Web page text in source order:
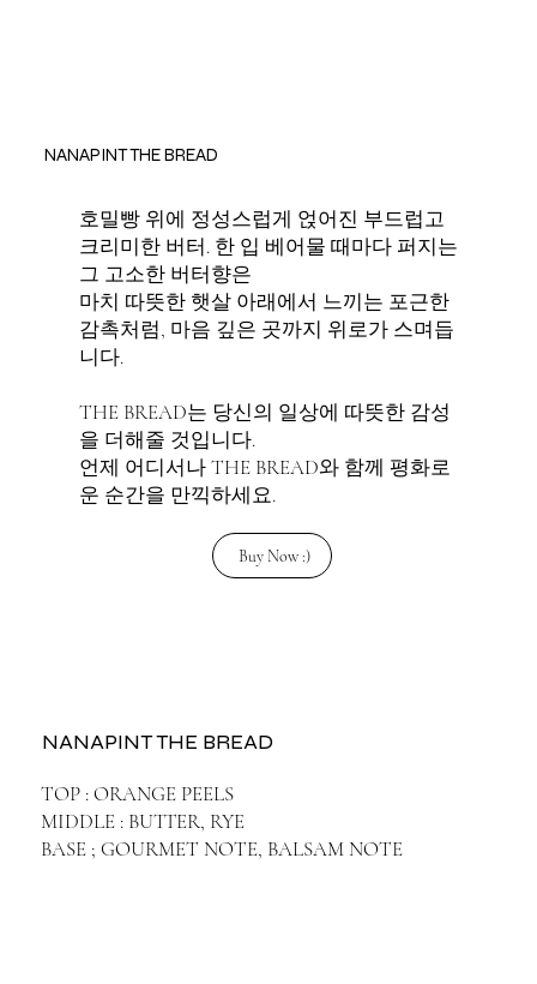
NANAPINT THE BREAD
호밀빵 위에 정성스럽게 얹어진 부드럽고
크리미한 버터. 한 입 베어물 때마다 퍼지는
그 고소한 버터향은
마치 따뜻한 햇살 아래에서 느끼는 포근한
감촉처럼, 마음 깊은 곳까지 위로가 스며듭
니다.
THE BREAD는 당신의 일상에 따뜻한 감성
을 더해줄 것입니다.
언제 어디서나 THE BREAD와 함께 평화로
운 순간을 만끽하세요.
Buy Now :)
TOP : ORANGE PEELS
MIDDLE : BUTTER, RYE
BASE ; GOURMET NOTE, BALSAM NOTE
NANAPINT THE BREAD